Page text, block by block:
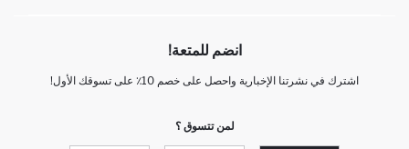
انضم للمتعة!
اشترك في نشرتنا الإخبارية واحصل على خصم 10٪ على تسوقك الأول!
لمن تتسوق ؟